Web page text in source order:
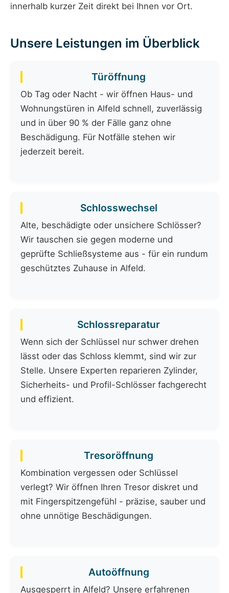
innerhalb kurzer Zeit direkt bei Ihnen vor Ort.
Unsere Leistungen im Überblick
Türöffnung
Ob Tag oder Nacht - wir öffnen Haus- und
Wohnungstüren in Alfeld schnell, zuverlässig
und in über 90 % der Fälle ganz ohne
Beschädigung. Für Notfälle stehen wir
jederzeit bereit.
Schlosswechsel
Alte, beschädigte oder unsichere Schlösser?
Wir tauschen sie gegen moderne und
geprüfte Schließsysteme aus - für ein rundum
geschütztes Zuhause in Alfeld.
Schlossreparatur
Wenn sich der Schlüssel nur schwer drehen
lässt oder das Schloss klemmt, sind wir zur
Stelle. Unsere Experten reparieren Zylinder,
Sicherheits- und Profil-Schlösser fachgerecht
und effizient.
Tresoröffnung
Kombination vergessen oder Schlüssel
verlegt? Wir öffnen Ihren Tresor diskret und
mit Fingerspitzengefühl - präzise, sauber und
ohne unnötige Beschädigungen.
Autoöffnung
Ausgesperrt in Alfeld? Unsere erfahrenen